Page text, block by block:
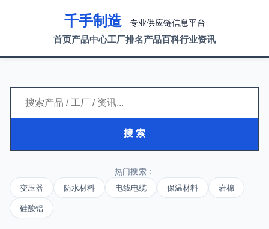
千手制造 专业供应链信息平台
首页产品中心工厂排名产品百科行业资讯
搜 索
热门搜索：
变压器
防水材料 电线电缆 保温材料 岩棉
硅酸铝